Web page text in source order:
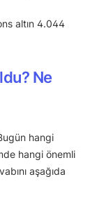
altın 4.044
Ne
hangi
hangi önemli
aşağıda